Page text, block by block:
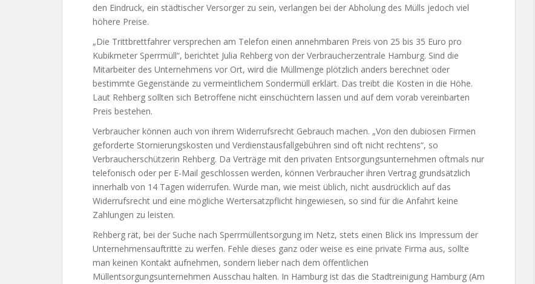
den Eindruck, ein städtischer Versorger zu sein, verlangen bei der Abholung des Mülls jedoch viel
höhere Preise.
„Die Trittbrettfahrer versprechen am Telefon einen annehmbaren Preis von 25 bis 35 Euro pro
Kubikmeter Sperrmüll“, berichtet Julia Rehberg von der Verbraucherzentrale Hamburg. Sind die
Mitarbeiter des Unternehmens vor Ort, wird die Müllmenge plötzlich anders berechnet oder
bestimmte Gegenstände zu vermeintlichem Sondermüll erklärt. Das treibt die Kosten in die Höhe.
Laut Rehberg sollten sich Betroffene nicht einschüchtern lassen und auf dem vorab vereinbarten
Preis bestehen.
Verbraucher können auch von ihrem Widerrufsrecht Gebrauch machen. „Von den dubiosen Firmen
geforderte Stornierungskosten und Verdienstausfallgebühren sind oft nicht rechtens“, so
Verbraucherschützerin Rehberg. Da Verträge mit den privaten Entsorgungsunternehmen oftmals nur
telefonisch oder per E-Mail geschlossen werden, können Verbraucher ihren Vertrag grundsätzlich
innerhalb von 14 Tagen widerrufen. Wurde man, wie meist üblich, nicht ausdrücklich auf das
Widerrufsrecht und eine mögliche Wertersatzpflicht hingewiesen, so sind für die Anfahrt keine
Zahlungen zu leisten.
Rehberg rät, bei der Suche nach Sperrmüllentsorgung im Netz, stets einen Blick ins Impressum der
Unternehmensauftritte zu werfen. Fehle dieses ganz oder weise es eine private Firma aus, sollte
man keinen Kontakt aufnehmen, sondern lieber nach dem öffentlichen
Müllentsorgungsunternehmen Ausschau halten. In Hamburg ist das die Stadtreinigung Hamburg (Am